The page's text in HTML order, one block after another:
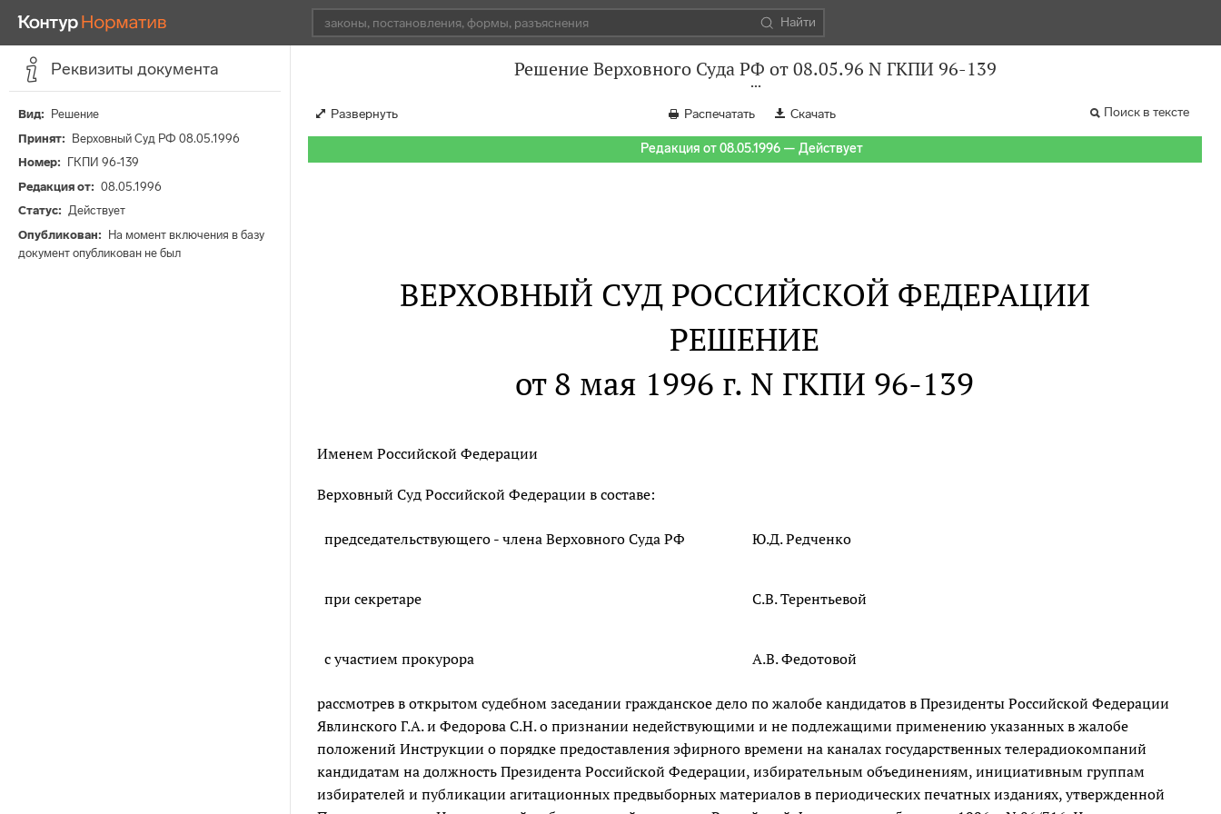
Найти
Реквизиты документа
Вид
Решение
Принят
Верховный Суд РФ 08.05.1996
Номер
ГКПИ 96-139
Редакция от
08.05.1996
Статус
Действует
Опубликован
На момент включения в базу
документ опубликован не был
Решение Верховного Суда РФ от 08.05.96 N ГКПИ 96-139
Развернуть Распечатать Скачать Поиск в тексте
Редакция от 08.05.1996 — Действует
ВЕРХОВНЫЙ СУД РОССИЙСКОЙ ФЕДЕРАЦИИ
РЕШЕНИЕ
от 8 мая 1996 г. N ГКПИ 96-139
Именем Российской Федерации
Верховный Суд Российской Федерации в составе:
председательствующего - члена Верховного Суда РФ Ю.Д. Редченко
при секретаре С.В. Терентьевой
с участием прокурора А.В. Федотовой
рассмотрев в открытом судебном заседании гражданское дело по жалобе кандидатов в Президенты Российской Федерации
Явлинского Г.А. и Федорова С.Н. о признании недействующими и не подлежащими применению указанных в жалобе
положений Инструкции о порядке предоставления эфирного времени на каналах государственных телерадиокомпаний
кандидатам на должность Президента Российской Федерации, избирательным объединениям, инициативным группам
избирателей и публикации агитационных предвыборных материалов в периодических печатных изданиях, утвержденной